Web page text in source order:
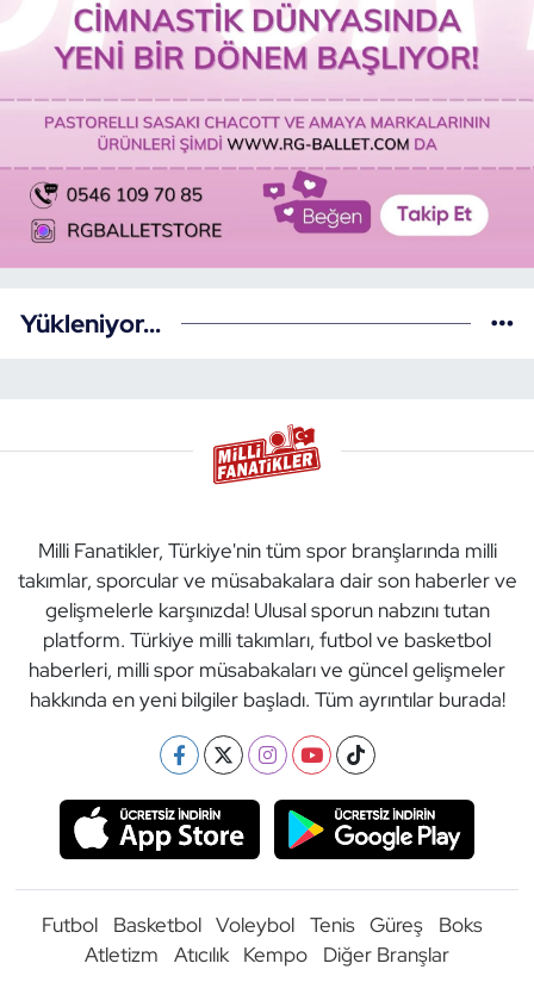
Yükleniyor...
Milli Fanatikler, Türkiye'nin tüm spor branşlarında milli
takımlar, sporcular ve müsabakalara dair son haberler ve
gelişmelerle karşınızda! Ulusal sporun nabzını tutan
platform. Türkiye milli takımları, futbol ve basketbol
haberleri, milli spor müsabakaları ve güncel gelişmeler
hakkında en yeni bilgiler başladı. Tüm ayrıntılar burada!
Futbol Basketbol Voleybol Tenis Güreş
Boks
Atletizm
Atıcılık Kempo Diğer Branşlar